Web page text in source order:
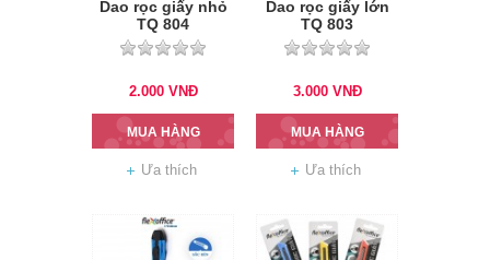
Dao rọc giấy nhỏ
TQ 804
2.000 VNĐ
MUA HÀNG
Ưa thích
Dao rọc giấy lớn
TQ 803
3.000 VNĐ
MUA HÀNG
Ưa thích